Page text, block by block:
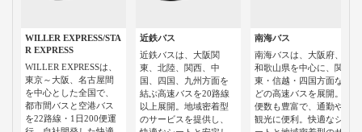
WILLER EXPRESS/STA
R EXPRESS
WILLER EXPRESSは、
東京～大阪、名古屋間
を中心とした全国で、
都市間バスと空港バス
を22路線・1日200便運
近鉄バス
近鉄バスは、大阪関
東、北陸、関西、中
国、四国、九州方面を
結ぶ高速バスを20路線
以上展開。地域密着型
のサービスを提供し、
南海バス
南海バスは、大阪府、
和歌山県を中心に、関
東・信越・四国方面な
どの高速バスを展開。
便数も豊富で、通勤や
観光に便利。快適なシ